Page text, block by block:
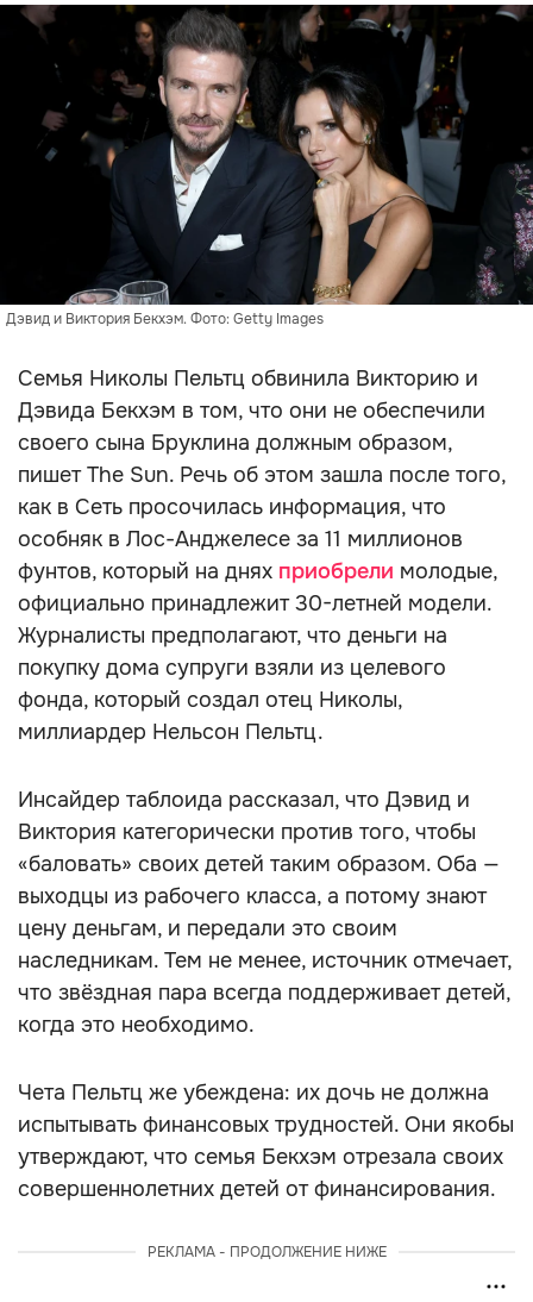
Дэвид и Виктория Бекхэм. Фото: Getty Images
Семья Николы Пельтц обвинила Викторию и
Дэвида Бекхэм в том, что они не обеспечили
своего сына Бруклина должным образом,
пишет The Sun. Речь об этом зашла после того,
как в Сеть просочилась информация, что
особняк в Лос-Анджелесе за 11 миллионов
фунтов, который на днях приобрели молодые,
официально принадлежит 30-летней модели.
Журналисты предполагают, что деньги на
покупку дома супруги взяли из целевого
фонда, который создал отец Николы,
миллиардер Нельсон Пельтц.
Инсайдер таблоида рассказал, что Дэвид и
Виктория категорически против того, чтобы
«баловать» своих детей таким образом. Оба —
выходцы из рабочего класса, а потому знают
цену деньгам, и передали это своим
наследникам. Тем не менее, источник отмечает,
что звёздная пара всегда поддерживает детей,
когда это необходимо.
Чета Пельтц же убеждена: их дочь не должна
испытывать финансовых трудностей. Они якобы
утверждают, что семья Бекхэм отрезала своих
совершеннолетних детей от финансирования.
РЕКЛАМА - ПРОДОЛЖЕНИЕ НИЖЕ